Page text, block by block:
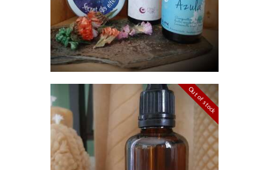
AJOUTER AU PANIER
Out of stock
HYDROLAT DE LAVANDE